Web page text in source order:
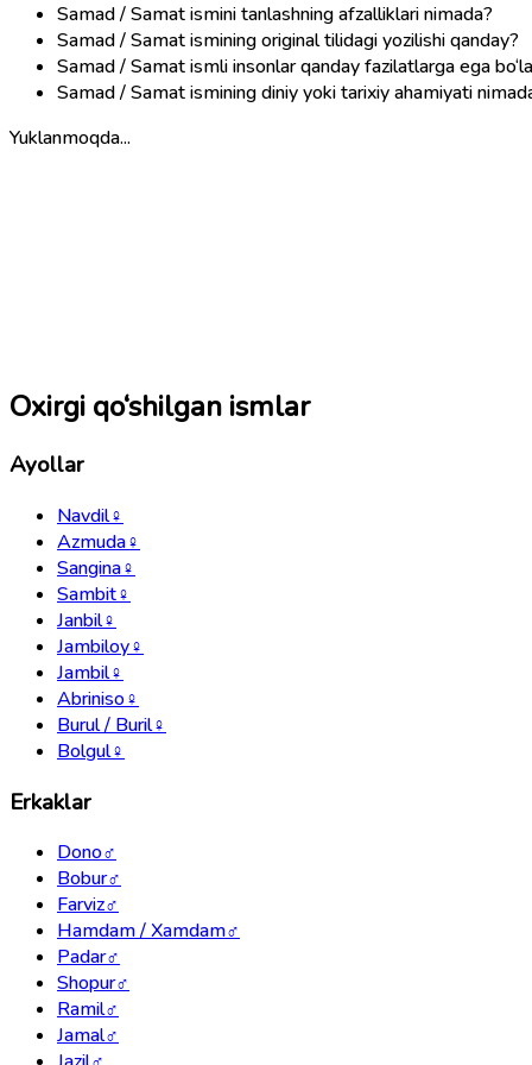
Samad / Samat ismini tanlashning afzalliklari nimada?
Samad / Samat ismining original tilidagi yozilishi qanday?
Samad / Samat ismli insonlar qanday fazilatlarga ega
Samad / Samat ismining diniy yoki tarixiy ahamiyati
Yuklanmoqda...
Oxirgi qo‘shilgan ismlar
Ayollar
Navdil♀
Azmuda♀
Sangina♀
Sambit♀
Janbil♀
Jambiloy♀
Jambil♀
Abriniso♀
Burul / Buril♀
Bolgul♀
Erkaklar
Dono♂
Bobur♂
Farviz♂
Hamdam / Xamdam♂
Padar♂
Shopur♂
Ramil♂
Jamal♂